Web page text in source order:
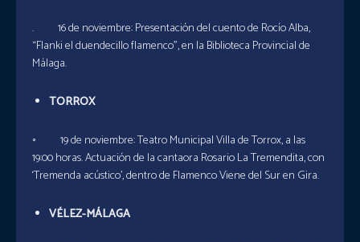
. 16 de noviembre: Presentación del cuento de Rocío Alba,
“Flanki el duendecillo flamenco”, en la Biblioteca Provincial de
Málaga.
TORROX
◦ 19 de noviembre: Teatro Municipal Villa de Torrox, a las
19:00 horas. Actuación de la cantaora Rosario La Tremendita, con
‘Tremenda acústico’, dentro de Flamenco Viene del Sur en Gira.
VÉLEZ-MÁLAGA